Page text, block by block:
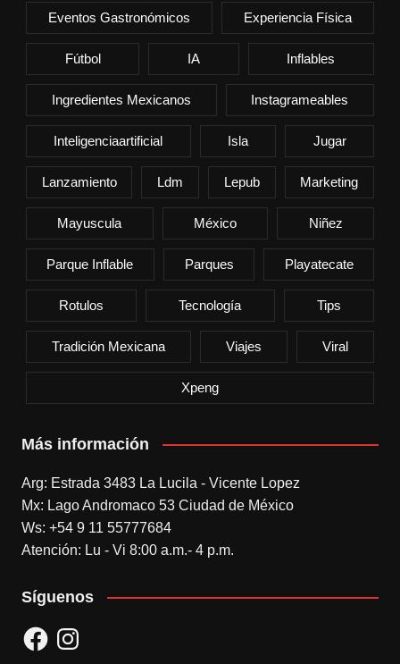
Eventos Gastronómicos Experiencia Física
Fútbol IA Inflables
Ingredientes Mexicanos Instagrameables
Inteligenciaartificial Isla Jugar
Lanzamiento Ldm Lepub Marketing
Mayuscula México Niñez
Parque Inflable Parques Playatecate
Rotulos Tecnología Tips
Tradición Mexicana Viajes Viral
Xpeng
Más información
Arg: Estrada 3483 La Lucila - Vicente Lopez
Mx: Lago Andromaco 53 Ciudad de México
Ws: +54 9 11 55777684
Atención: Lu - Vi 8:00 a.m.- 4 p.m.
Síguenos
FacebookInstagram